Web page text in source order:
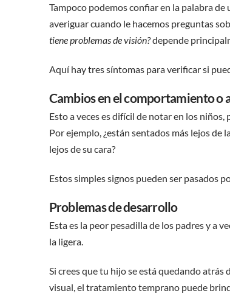
Tampoco podemos confiar en la palabra
averiguar cuando le hacemos preguntas
tiene problemas de visión?depende
Aquí hay tres síntomas para verificar si
Cambios en el comportamiento o
Esto a veces es difícil de notar en los
Por ejemplo, ¿están sentados más lejos de
lejos de su cara?
Estos simples signos pueden ser pasados
Problemas de desarrollo
Esta es la peor pesadilla de los padres y a
la ligera.
Si crees que tu hijo se está quedando atrás
visual, el tratamiento temprano puede